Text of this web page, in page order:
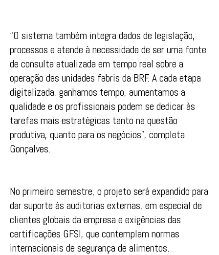
“O sistema também integra dados de legislação,
processos e atende à necessidade de ser uma fonte
de consulta atualizada em tempo real sobre a
operação das unidades fabris da BRF. A cada etapa
digitalizada, ganhamos tempo, aumentamos a
qualidade e os profissionais podem se dedicar às
tarefas mais estratégicas tanto na questão
produtiva, quanto para os negócios”, completa
Gonçalves.
No primeiro semestre, o projeto será expandido para
dar suporte às auditorias externas, em especial de
clientes globais da empresa e exigências das
certificações GFSI, que contemplam normas
internacionais de segurança de alimentos.